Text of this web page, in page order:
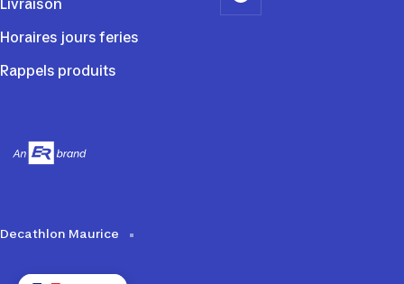
Livraison
Horaires jours feries
Rappels produits
Decathlon Maurice